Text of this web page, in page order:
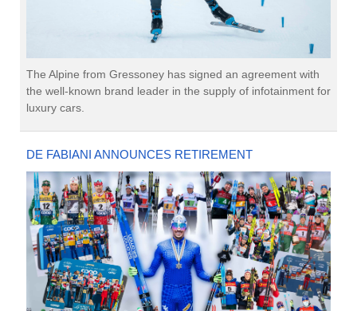
The Alpine from Gressoney has signed an agreement with
the well-known brand leader in the supply of infotainment for
luxury cars.
DE FABIANI ANNOUNCES RETIREMENT